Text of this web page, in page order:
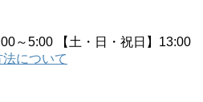
～5:00 【土・日・祝日】13:00
について